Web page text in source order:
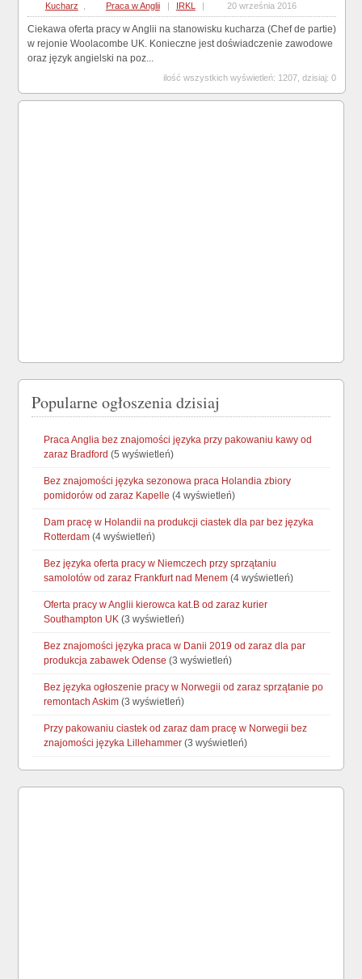
Kucharz Praca w Anglii | IRKL | 20 września 2016
Ciekawa oferta pracy w Anglii na stanowisku kucharza (Chef de partie)
w rejonie Woolacombe UK. Konieczne jest doświadczenie zawodowe
oraz język angielski na poz...
ilość wszystkich wyświetleń: 1207, dzisiaj: 0
Popularne ogłoszenia dzisiaj
Praca Anglia bez znajomości języka przy pakowaniu kawy od
zaraz Bradford (5 wyświetleń)
Bez znajomości języka sezonowa praca Holandia zbiory
pomidorów od zaraz Kapelle (4 wyświetleń)
Dam pracę w Holandii na produkcji ciastek dla par bez języka
Rotterdam (4 wyświetleń)
Bez języka oferta pracy w Niemczech przy sprzątaniu
samolotów od zaraz Frankfurt nad Menem (4 wyświetleń)
Oferta pracy w Anglii kierowca kat.B od zaraz kurier
Southampton UK (3 wyświetleń)
Bez znajomości języka praca w Danii 2019 od zaraz dla par
produkcja zabawek Odense (3 wyświetleń)
Bez języka ogłoszenie pracy w Norwegii od zaraz sprzątanie po
remontach Askim (3 wyświetleń)
Przy pakowaniu ciastek od zaraz dam pracę w Norwegii bez
znajomości języka Lillehammer (3 wyświetleń)